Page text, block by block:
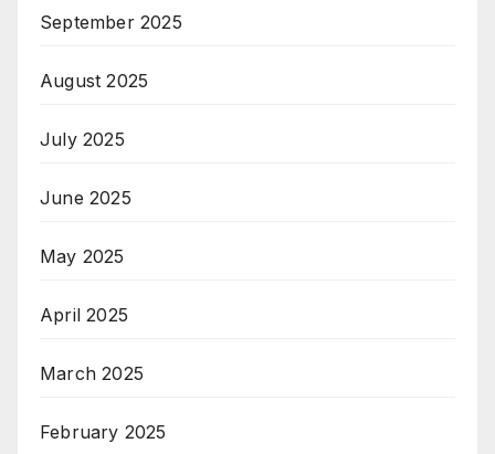
September 2025
August 2025
July 2025
June 2025
May 2025
April 2025
March 2025
February 2025